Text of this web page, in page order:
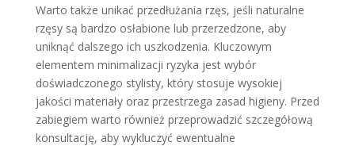
Warto także unikać przedłużania rzęs, jeśli naturalne
rzęsy są bardzo osłabione lub przerzedzone, aby
uniknąć dalszego ich uszkodzenia. Kluczowym
elementem minimalizacji ryzyka jest wybór
doświadczonego stylisty, który stosuje wysokiej
jakości materiały oraz przestrzega zasad higieny. Przed
zabiegiem warto również przeprowadzić szczegółową
konsultację, aby wykluczyć ewentualne